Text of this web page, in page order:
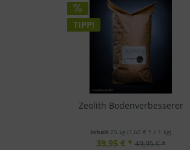
TIPP!
Zeolith Bodenverbesserer
Inhalt 25 kg (1,60 € * / 1 kg)
39,95 € * 49,95 € *